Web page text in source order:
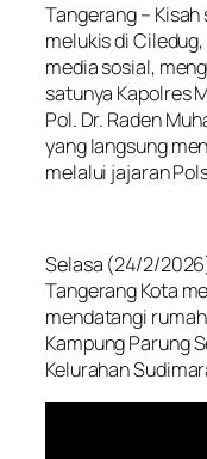
Tangerang –
melukis di
media sosial,
satunya Kapolres
Pol. Dr. Raden
yang langsung
melalui jajaran
Selasa (24/2/
Tangerang Kota
mendatangi
Kampung Parung
Kelurahan